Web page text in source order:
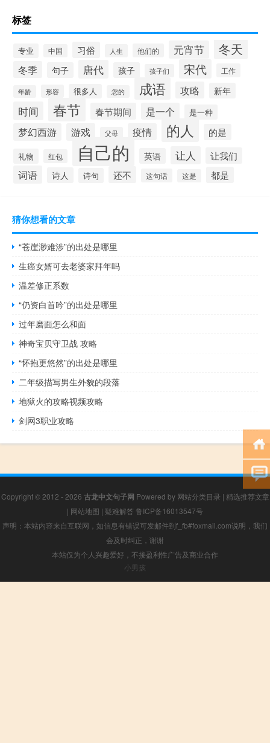
标签
专业 中国 习俗 人生 他们的 元宵节 冬天
冬季 句子 唐代 孩子 孩子们 宋代 工作
年龄 形容 很多人 您的 成语 攻略 新年
时间 春节 春节期间 是一个 是一种
梦幻西游 游戏 父母 疫情 的人 的是
礼物 红包 自己的 英语 让人 让我们
词语 诗人 诗句 还不 这句话 这是 都是
猜你想看的文章
“苍崖渺难涉”的出处是哪里
生癌女婿可去老婆家拜年吗
温差修正系数
“仍资白首吟”的出处是哪里
过年磨面怎么和面
神奇宝贝守卫战 攻略
“怀抱更悠然”的出处是哪里
二年级描写男生外貌的段落
地狱火的攻略视频攻略
剑网3职业攻略
Copyright © 2012 - 2026 古龙中文句子网 Powered by 网站分类目录 | 精选推荐文章
| 网站地图 | 疑难解答 鲁ICP备16013547号
声明：本站内容来自互联网，如信息有错误可发邮件到f_fb#foxmail.com说明，我们
会及时纠正，谢谢
本站仅为个人兴趣爱好，不接盈利性广告及商业合作
小男孩